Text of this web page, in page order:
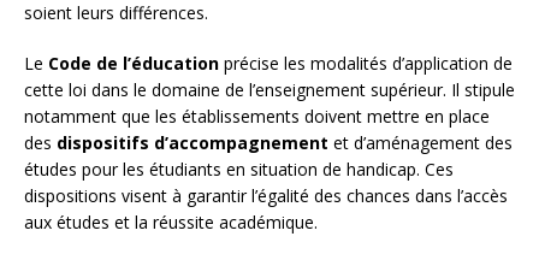
soient leurs différences.
Le Code de l’éducation précise les modalités d’application de
cette loi dans le domaine de l’enseignement supérieur. Il stipule
notamment que les établissements doivent mettre en place
des dispositifs d’accompagnement et d’aménagement des
études pour les étudiants en situation de handicap. Ces
dispositions visent à garantir l’égalité des chances dans l’accès
aux études et la réussite académique.